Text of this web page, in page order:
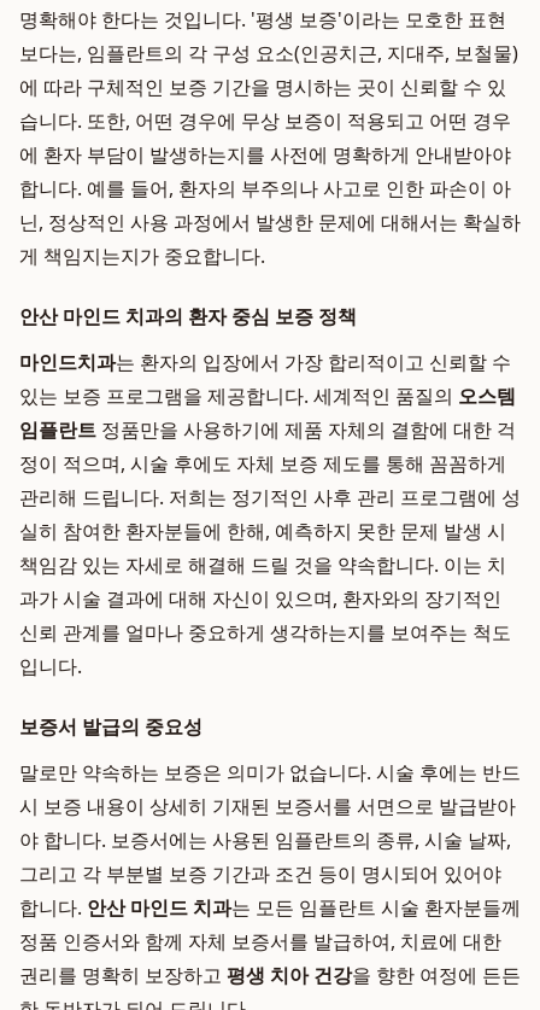
명확해야 한다는 것입니다. '평생 보증'이라는 모호한 표현
보다는, 임플란트의 각 구성 요소(인공치근, 지대주, 보철물)
에 따라 구체적인 보증 기간을 명시하는 곳이 신뢰할 수 있
습니다. 또한, 어떤 경우에 무상 보증이 적용되고 어떤 경우
에 환자 부담이 발생하는지를 사전에 명확하게 안내받아야
합니다. 예를 들어, 환자의 부주의나 사고로 인한 파손이 아
닌, 정상적인 사용 과정에서 발생한 문제에 대해서는 확실하
게 책임지는지가 중요합니다.
안산 마인드 치과의 환자 중심 보증 정책
마인드치과는 환자의 입장에서 가장 합리적이고 신뢰할 수
있는 보증 프로그램을 제공합니다. 세계적인 품질의 오스템
임플란트 정품만을 사용하기에 제품 자체의 결함에 대한 걱
정이 적으며, 시술 후에도 자체 보증 제도를 통해 꼼꼼하게
관리해 드립니다. 저희는 정기적인 사후 관리 프로그램에 성
실히 참여한 환자분들에 한해, 예측하지 못한 문제 발생 시
책임감 있는 자세로 해결해 드릴 것을 약속합니다. 이는 치
과가 시술 결과에 대해 자신이 있으며, 환자와의 장기적인
신뢰 관계를 얼마나 중요하게 생각하는지를 보여주는 척도
입니다.
보증서 발급의 중요성
말로만 약속하는 보증은 의미가 없습니다. 시술 후에는 반드
시 보증 내용이 상세히 기재된 보증서를 서면으로 발급받아
야 합니다. 보증서에는 사용된 임플란트의 종류, 시술 날짜,
그리고 각 부분별 보증 기간과 조건 등이 명시되어 있어야
합니다. 안산 마인드 치과는 모든 임플란트 시술 환자분들께
정품 인증서와 함께 자체 보증서를 발급하여, 치료에 대한
권리를 명확히 보장하고 평생 치아 건강을 향한 여정에 든든